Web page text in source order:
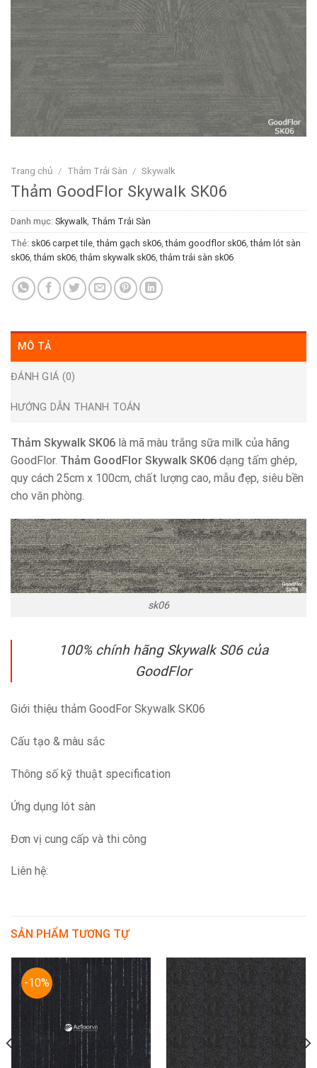
Trang chủ / Thảm Trải Sàn / Skywalk
Thảm GoodFlor Skywalk SK06
Danh mục: Skywalk Thảm Trải Sàn
Thẻ: sk06 carpet tile ,thảm gạch sk06 ,thảm goodflor sk06 ,thảm lót sàn
sk06 ,thảm sk06 ,thảm skywalk sk06 ,thảm trải sàn sk06
MÔ TẢ
ĐÁNH GIÁ (0)
HƯỚNG DẪN THANH TOÁN
Thảm Skywalk SK06 là mã màu trắng sữa milk của hãng
GoodFlor. Thảm GoodFlor Skywalk SK06 dạng tấm ghép,
quy cách 25cm x 100cm, chất lượng cao, mẫu đẹp, siêu bền
cho văn phòng.
sk06
100% chính hãng Skywalk S06 của
GoodFlor
Giới thiệu thảm GoodFor Skywalk SK06
Cấu tạo & màu sắc
Thông số kỹ thuật specification
Ứng dụng lót sàn
Đơn vị cung cấp và thi công
Liên hệ:
SẢN PHẨM TƯƠNG TỰ
-10%